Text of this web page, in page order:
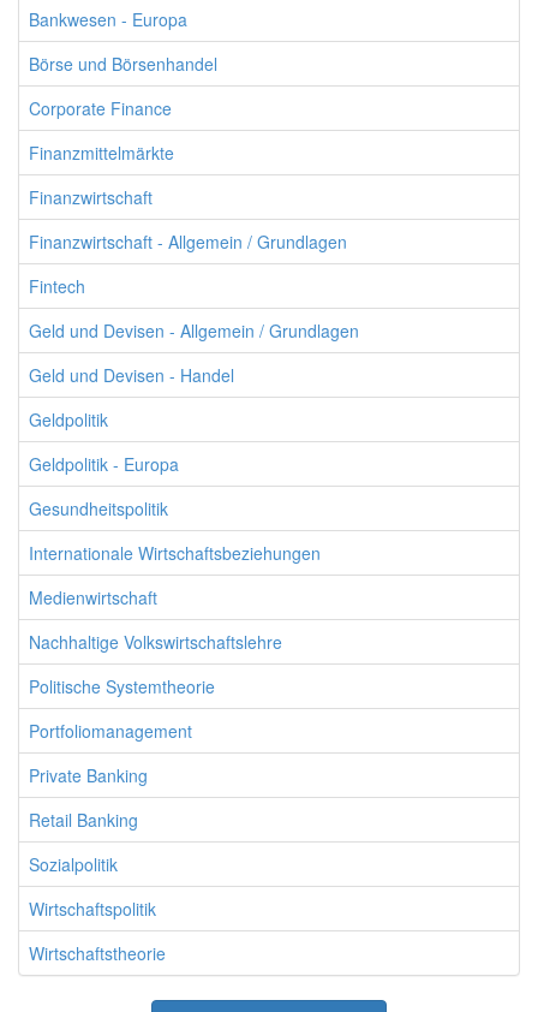
Bankwesen - Europa
Börse und Börsenhandel
Corporate Finance
Finanzmittelmärkte
Finanzwirtschaft
Finanzwirtschaft - Allgemein / Grundlagen
Fintech
Geld und Devisen - Allgemein / Grundlagen
Geld und Devisen - Handel
Geldpolitik
Geldpolitik - Europa
Gesundheitspolitik
Internationale Wirtschaftsbeziehungen
Medienwirtschaft
Nachhaltige Volkswirtschaftslehre
Politische Systemtheorie
Portfoliomanagement
Private Banking
Retail Banking
Sozialpolitik
Wirtschaftspolitik
Wirtschaftstheorie